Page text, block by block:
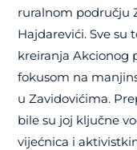
ruralnom području
Hajdarevići. Sve su
kreiranja Akcionog
fokusom na
u Zavidovićima.
bile su joj ključne
vijećnica i